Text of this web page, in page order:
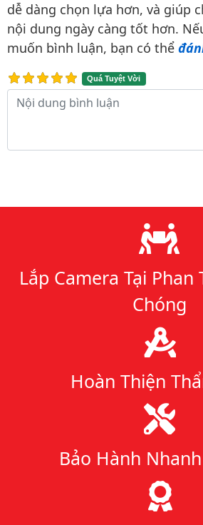
dễ dàng chọn lựa hơn, và giúp
nội dung ngày càng tốt hơn.
muốn bình luận, bạn có thể
Quá Tuyệt Vời
Nội dung bình luận
Lý do chọn chúng tôi
Lắp Camera Tại
Chóng
Hoàn Thiện
Bảo Hành